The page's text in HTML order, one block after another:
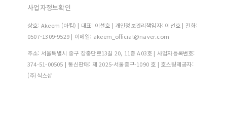
사업자정보확인
상호: Akeem (아킴) | 대표: 이선호 | 개인정보관리책임자: 이선호 | 전화:
0507-1309-9529 | 이메일: akeem_official@naver.com
주소: 서울특별시 중구 장충단로13길 20, 11층 A03호 | 사업자등록번호:
374-51-00505 | 통신판매: 제 2025-서울중구-1090 호 | 호스팅제공자:
(주)식스샵